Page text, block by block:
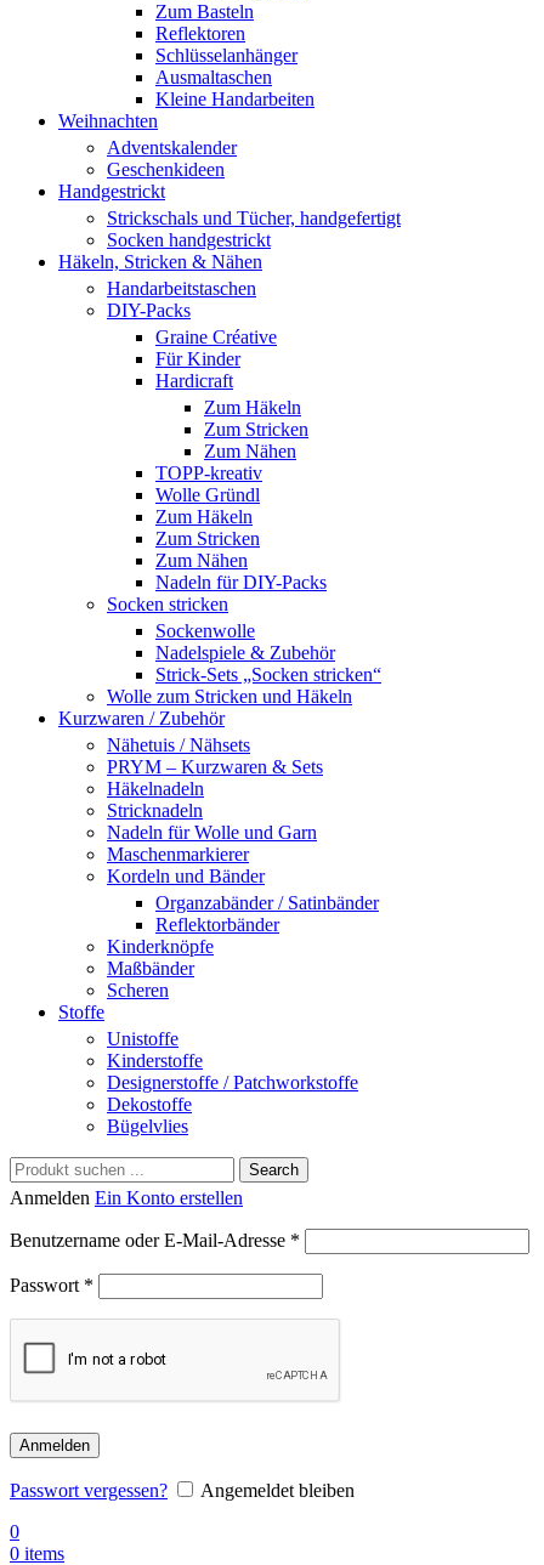
Zum Basteln
Reflektoren
Schlüsselanhänger
Ausmaltaschen
Kleine Handarbeiten
Weihnachten
Adventskalender
Geschenkideen
Handgestrickt
Strickschals und Tücher, handgefertigt
Socken handgestrickt
Häkeln, Stricken & Nähen
Handarbeitstaschen
DIY-Packs
Graine Créative
Für Kinder
Hardicraft
Zum Häkeln
Zum Stricken
Zum Nähen
TOPP-kreativ
Wolle Gründl
Zum Häkeln
Zum Stricken
Zum Nähen
Nadeln für DIY-Packs
Socken stricken
Sockenwolle
Nadelspiele & Zubehör
Strick-Sets „Socken stricken“
Wolle zum Stricken und Häkeln
Kurzwaren / Zubehör
Nähetuis / Nähsets
PRYM – Kurzwaren & Sets
Häkelnadeln
Stricknadeln
Nadeln für Wolle und Garn
Maschenmarkierer
Kordeln und Bänder
Organzabänder / Satinbänder
Reflektorbänder
Kinderknöpfe
Maßbänder
Scheren
Stoffe
Unistoffe
Kinderstoffe
Designerstoffe / Patchworkstoffe
Dekostoffe
Bügelvlies
Search
Anmelden Ein Konto erstellen
Benutzername oder E-Mail-Adresse *
Passwort *
Anmelden
Passwort vergessen?
Angemeldet bleiben
0
0 items